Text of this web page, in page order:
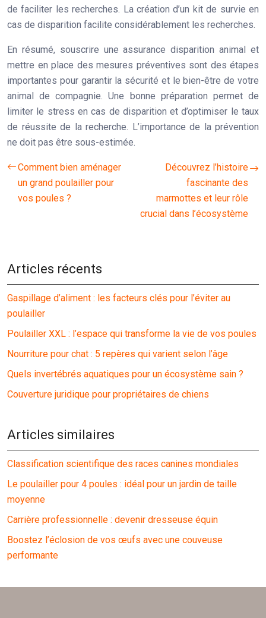
de faciliter les recherches. La création d’un kit de survie en
cas de disparition facilite considérablement les recherches.
En résumé, souscrire une assurance disparition animal et
mettre en place des mesures préventives sont des étapes
importantes pour garantir la sécurité et le bien-être de votre
animal de compagnie. Une bonne préparation permet de
limiter le stress en cas de disparition et d’optimiser le taux
de réussite de la recherche. L’importance de la prévention
ne doit pas être sous-estimée.
Comment bien aménager
un grand poulailler pour
vos poules ?
Découvrez l’histoire
fascinante des
marmottes et leur rôle
crucial dans l’écosystème
Articles récents
Gaspillage d’aliment : les facteurs clés pour l’éviter au
poulailler
Poulailler XXL : l’espace qui transforme la vie de vos poules
Nourriture pour chat : 5 repères qui varient selon l’âge
Quels invertébrés aquatiques pour un écosystème sain ?
Couverture juridique pour propriétaires de chiens
Articles similaires
Classification scientifique des races canines mondiales
Le poulailler pour 4 poules : idéal pour un jardin de taille
moyenne
Carrière professionnelle : devenir dresseuse équin
Boostez l’éclosion de vos œufs avec une couveuse
performante